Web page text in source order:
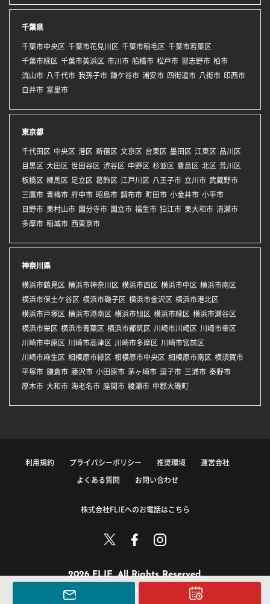
千葉県
千葉市中央区 千葉市花見川区 千葉市稲毛区 千葉市若葉区
千葉市緑区 千葉市美浜区 市川市 船橋市 松戸市 習志野市 柏市
流山市 八千代市 我孫子市 鎌ケ谷市 浦安市 四街道市 八街市 印西市
白井市 富里市
東京都
千代田区 中央区 港区 新宿区 文京区 台東区 墨田区 江東区 品川区
目黒区 大田区 世田谷区 渋谷区 中野区 杉並区 豊島区 北区 荒川区
板橋区 練馬区 足立区 葛飾区 江戸川区 八王子市 立川市 武蔵野市
三鷹市 青梅市 府中市 昭島市 調布市 町田市 小金井市 小平市
日野市 東村山市 国分寺市 国立市 福生市 狛江市 東大和市 清瀬市
多摩市 稲城市 西東京市
神奈川県
横浜市鶴見区 横浜市神奈川区 横浜市西区 横浜市中区 横浜市南区
横浜市保土ケ谷区 横浜市磯子区 横浜市金沢区 横浜市港北区
横浜市戸塚区 横浜市港南区 横浜市旭区 横浜市緑区 横浜市瀬谷区
横浜市栄区 横浜市青葉区 横浜市都筑区 川崎市川崎区 川崎市幸区
川崎市中原区 川崎市高津区 川崎市多摩区 川崎市宮前区
川崎市麻生区 相模原市緑区 相模原市中央区 相模原市南区 横須賀市
平塚市 鎌倉市 藤沢市 小田原市 茅ヶ崎市 逗子市 三浦市 秦野市
厚木市 大和市 海老名市 座間市 綾瀬市 中郡大磯町
利用規約 プライバシーポリシー 推奨環境 運営会社
よくある質問 お問い合わせ
株式会社FLIEへのお電話はこちら
2026 FLIE. All Rights Reserved.
このサイトに掲載している情報の無断転載を禁止します。
著作権は株式会社FLIEまたはその情報提供者に帰属します。